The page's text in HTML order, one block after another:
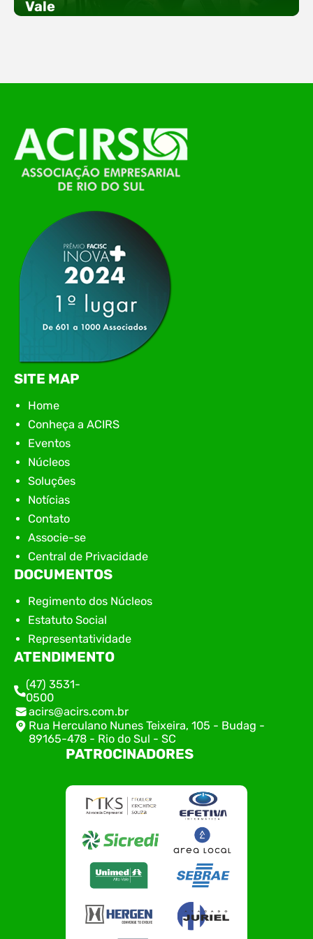
empreendedorismo. Durante os três dias de
Vale
O Polo ACATE-ACIRS, por meio do NIAVI – Núcleo
de Tecnologia da Informação do Alto Vale do
Itajaí, realizou, no dia 21 de julho, o evento
Conexão Tech NIAVI, reunindo empresas de
tecnologia da região para uma noite de
apresentação de novas iniciativas para o setor. O
encontro aconteceu em Rio…
SITE MAP
Home
Conheça a ACIRS
Eventos
Núcleos
Soluções
Notícias
Contato
Associe-se
Central de Privacidade
DOCUMENTOS
Regimento dos Núcleos
Estatuto Social
Representatividade
ATENDIMENTO
(47) 3531-
0500
acirs@acirs.com.br
Rua Herculano Nunes Teixeira, 105 - Budag -
89165-478 - Rio do Sul - SC
PATROCINADORES